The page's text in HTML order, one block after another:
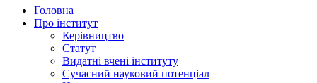
Головна
Про інститут
Керівництво
Статут
Видатні вчені інституту
Сучасний науковий потенціал